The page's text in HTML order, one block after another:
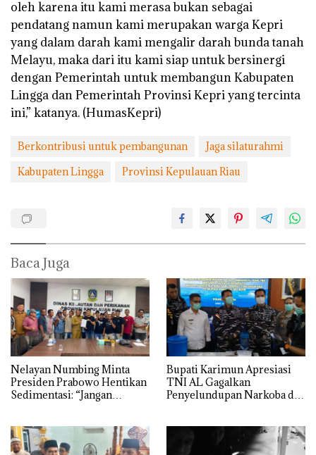
oleh karena itu kami merasa bukan sebagai
pendatang namun kami merupakan warga Kepri
yang dalam darah kami mengalir darah bunda tanah
Melayu, maka dari itu kami siap untuk bersinergi
dengan Pemerintah untuk membangun Kabupaten
Lingga dan Pemerintah Provinsi Kepri yang tercinta
ini,” katanya. (HumasKepri)
Berkontribusi untuk pembangunan
Jaga silaturahmi
Kabupaten Lingga
Provinsi Kepulauan Riau
Baca Juga
Nelayan Numbing Minta
Presiden Prabowo Hentikan
Sedimentasi: “Jangan
Mencari Makan”
Bupati Karimun Apresiasi
TNI AL Gagalkan
Penyelundupan Narkoba di